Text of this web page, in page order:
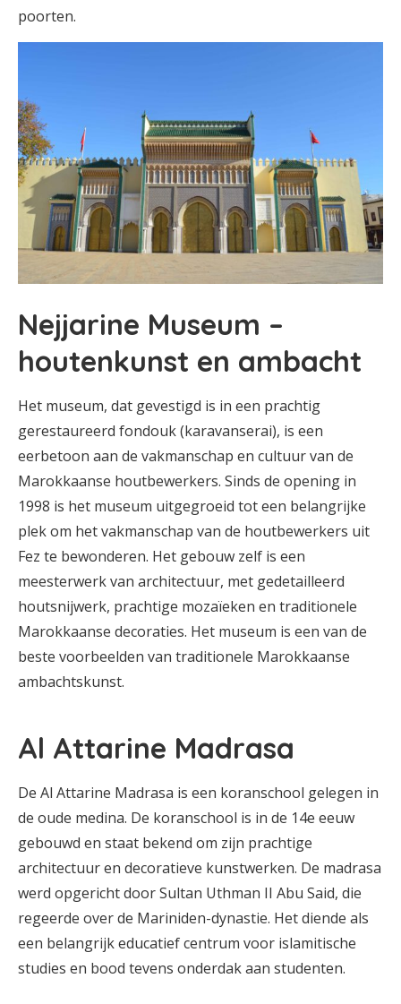
poorten.
Nejjarine Museum –
houtenkunst en ambacht
Het museum, dat gevestigd is in een prachtig
gerestaureerd fondouk (karavanserai), is een
eerbetoon aan de vakmanschap en cultuur van de
Marokkaanse houtbewerkers. Sinds de opening in
1998 is het museum uitgegroeid tot een belangrijke
plek om het vakmanschap van de houtbewerkers uit
Fez te bewonderen. Het gebouw zelf is een
meesterwerk van architectuur, met gedetailleerd
houtsnijwerk, prachtige mozaïeken en traditionele
Marokkaanse decoraties. Het museum is een van de
beste voorbeelden van traditionele Marokkaanse
ambachtskunst.
Al Attarine Madrasa
De Al Attarine Madrasa is een koranschool gelegen in
de oude medina. De koranschool is in de 14e eeuw
gebouwd en staat bekend om zijn prachtige
architectuur en decoratieve kunstwerken. De madrasa
werd opgericht door Sultan Uthman II Abu Said, die
regeerde over de Mariniden-dynastie. Het diende als
een belangrijk educatief centrum voor islamitische
studies en bood tevens onderdak aan studenten.